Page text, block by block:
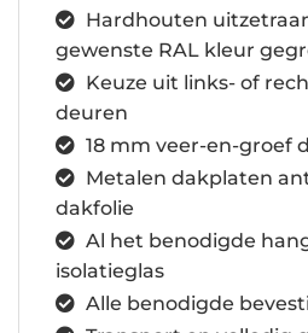
Hardhouten
gewenste RAL kleur
Keuze uit links- of
deuren
18 mm veer-en-groef
Metalen dakplaten
dakfolie
Al het benodigde
isolatieglas
Alle benodigde